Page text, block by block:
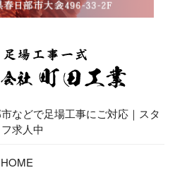
などで足場工事にご対応｜スタ
求人中
HOME